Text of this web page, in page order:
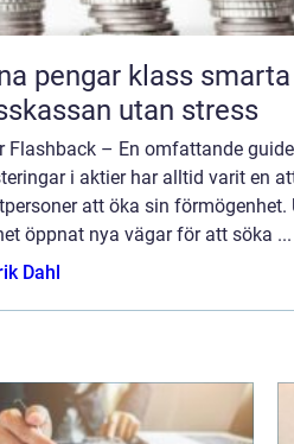
klass smarta sätt att fylla
utan stress
Flashback – En omfattande
i aktier har alltid varit en
att öka sin förmögenhet.
öppnat nya vägar för att söka ...
Dahl